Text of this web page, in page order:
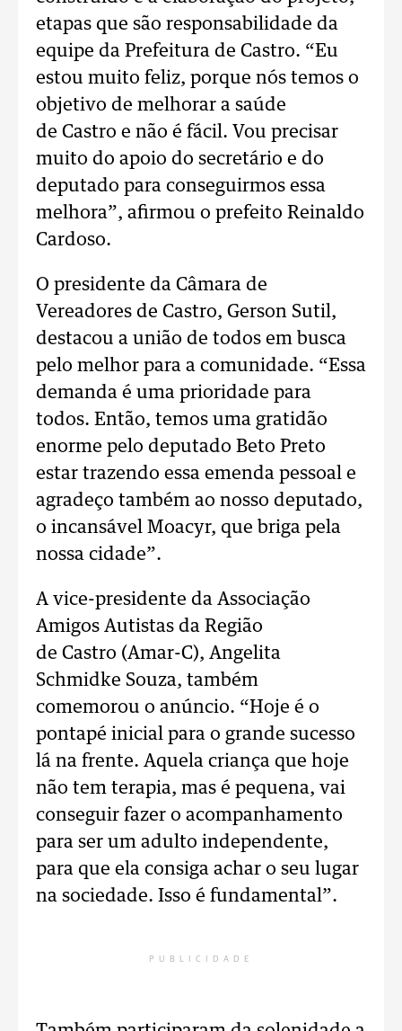
etapas que são responsabilidade da
equipe da Prefeitura de Castro. “Eu
estou muito feliz, porque nós temos o
objetivo de melhorar a saúde
de Castro e não é fácil. Vou precisar
muito do apoio do secretário e do
deputado para conseguirmos essa
melhora”, afirmou o prefeito Reinaldo
Cardoso.
O presidente da Câmara de
Vereadores de Castro, Gerson Sutil,
destacou a união de todos em busca
pelo melhor para a comunidade. “Essa
demanda é uma prioridade para
todos. Então, temos uma gratidão
enorme pelo deputado Beto Preto
estar trazendo essa emenda pessoal e
agradeço também ao nosso deputado,
o incansável Moacyr, que briga pela
nossa cidade”.
A vice-presidente da Associação
Amigos Autistas da Região
de Castro (Amar-C), Angelita
Schmidke Souza, também
comemorou o anúncio. “Hoje é o
pontapé inicial para o grande sucesso
lá na frente. Aquela criança que hoje
não tem terapia, mas é pequena, vai
conseguir fazer o acompanhamento
para ser um adulto independente,
para que ela consiga achar o seu lugar
na sociedade. Isso é fundamental”.
PUBLICIDADE